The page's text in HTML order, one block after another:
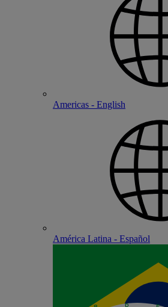
Americas - English
América Latina - Español